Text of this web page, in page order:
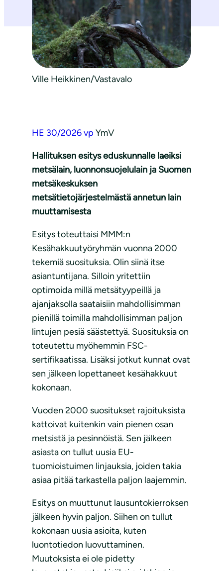
Ville Heikkinen/Vastavalo
HE 30/2026 vp YmV
Hallituksen esitys eduskunnalle laeiksi
metsälain, luonnonsuojelulain ja Suomen
metsäkeskuksen
metsätietojärjestelmästä annetun lain
muuttamisesta
Esitys toteuttaisi MMM:n
Kesähakkuutyöryhmän vuonna 2000
tekemiä suosituksia. Olin siinä itse
asiantuntijana. Silloin yritettiin
optimoida millä metsätyypeillä ja
ajanjaksolla saataisiin mahdollisimman
pienillä toimilla mahdollisimman paljon
lintujen pesiä säästettyä. Suosituksia on
toteutettu myöhemmin FSC-
sertifikaatissa. Lisäksi jotkut kunnat ovat
sen jälkeen lopettaneet kesähakkuut
kokonaan.
Vuoden 2000 suositukset rajoituksista
kattoivat kuitenkin vain pienen osan
metsistä ja pesinnöistä. Sen jälkeen
asiasta on tullut uusia EU-
tuomioistuimen linjauksia, joiden takia
asiaa pitää tarkastella paljon laajemmin.
Esitys on muuttunut lausuntokierroksen
jälkeen hyvin paljon. Siihen on tullut
kokonaan uusia asioita, kuten
luontotiedon luovuttaminen.
Muutoksista ei ole pidetty